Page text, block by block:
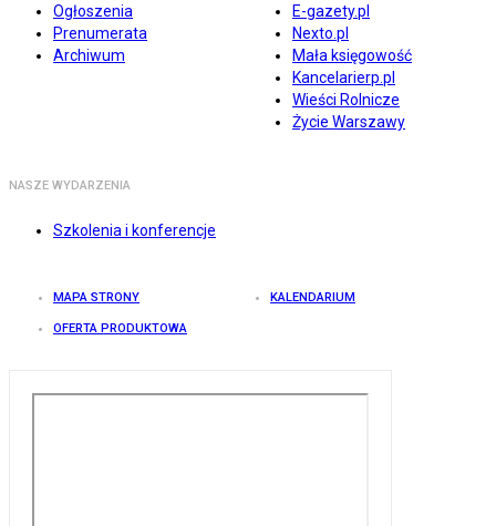
Ogłoszenia
Prenumerata
Archiwum
E-gazety.pl
Nexto.pl
Mała księgowość
Kancelarierp.pl
Wieści Rolnicze
Życie Warszawy
NASZE WYDARZENIA
Szkolenia i konferencje
MAPA STRONY KALENDARIUM
OFERTA PRODUKTOWA